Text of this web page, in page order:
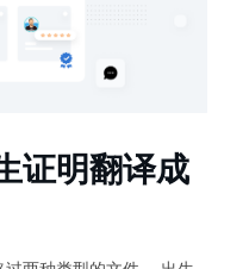
证明翻译成